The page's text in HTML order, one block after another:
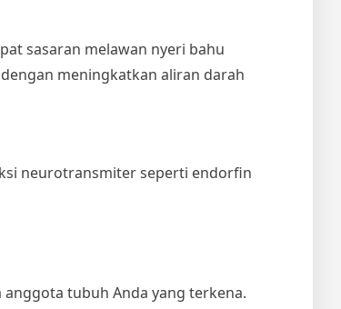
sasaran melawan nyeri bahu
meningkatkan aliran darah
neurotransmiter seperti endorfin
tubuh Anda yang terkena.